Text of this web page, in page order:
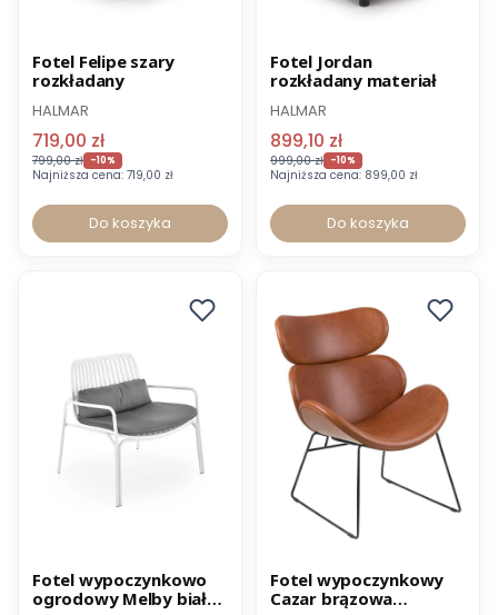
Promocja
Wysyłka 24h
-8% z kodem FOTEL
Fotel Felipe szary
rozkładany
HALMAR
719,00 zł
799,00 zł -10%
Najniższa cena: 719,00 zł
Do koszyka
Promocja
Wysyłka 24h
-8% z kodem FOTEL
Fotel Jordan
rozkładany materiał
HALMAR
899,10 zł
999,00 zł -10%
Najniższa cena: 899,00 zł
Do koszyka
Promocja
Wysyłka 24h
Fotel wypoczynkowo
ogrodowy Melby biały
Promocja
Fotel wypoczynkowy
Cazar brązowa